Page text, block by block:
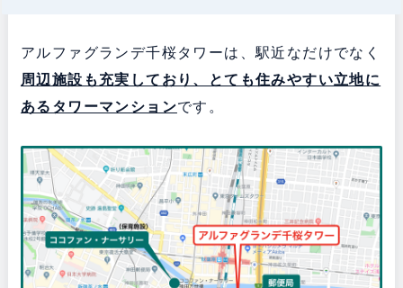
アルファグランデ千桜タワーは、駅近なだけでなく
周辺施設も充実しており、とても住みやすい立地に
あるタワーマンションです。